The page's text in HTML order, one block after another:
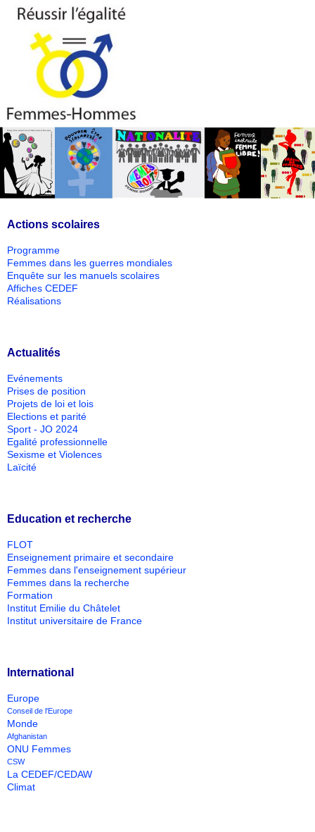
Actions scolaires
Programme
Femmes dans les guerres mondiales
Enquête sur les manuels scolaires
Affiches CEDEF
Réalisations
Actualités
Evénements
Prises de position
Projets de loi et lois
Elections et parité
Sport - JO 2024
Egalité professionnelle
Sexisme et Violences
Laïcité
Education et recherche
FLOT
Enseignement primaire et secondaire
Femmes dans l'enseignement supérieur
Femmes dans la recherche
Formation
Institut Emilie du Châtelet
Institut universitaire de France
International
Europe
Conseil de l'Europe
Monde
Afghanistan
ONU Femmes
CSW
La CEDEF/CEDAW
Climat